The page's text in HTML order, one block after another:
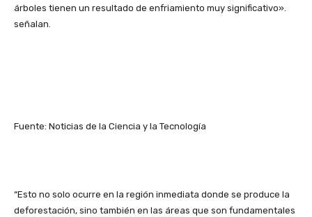
árboles tienen un resultado de enfriamiento muy significativo».
señalan.
Fuente: Noticias de la Ciencia y la Tecnología
“Esto no solo ocurre en la región inmediata donde se produce la
deforestación, sino también en las áreas que son fundamentales